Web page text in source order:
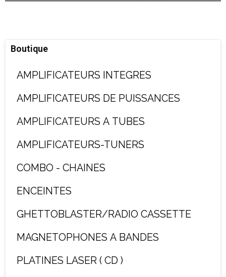
Boutique
AMPLIFICATEURS INTEGRES
AMPLIFICATEURS DE PUISSANCES
AMPLIFICATEURS A TUBES
AMPLIFICATEURS-TUNERS
COMBO - CHAINES
ENCEINTES
GHETTOBLASTER/RADIO CASSETTE
MAGNETOPHONES A BANDES
PLATINES LASER ( CD )